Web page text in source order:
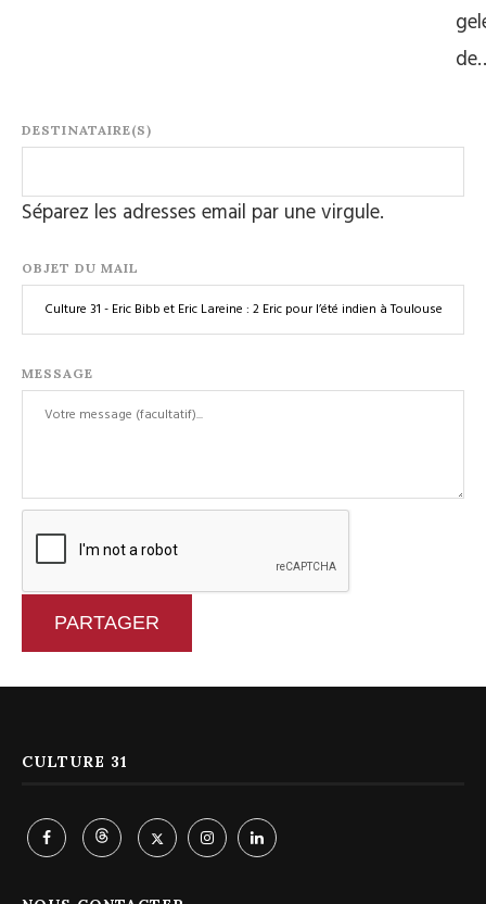
DESTINATAIRE(S)
Séparez les adresses email par une virgule.
OBJET DU MAIL
MESSAGE
PARTAGER
CULTURE 31